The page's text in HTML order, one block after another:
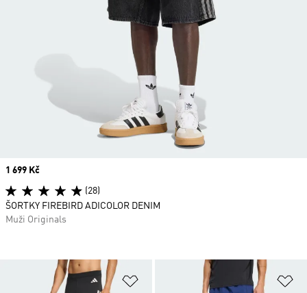
Přidat do seznamu přání
Price
1 699 Kč
(28)
ŠORTKY FIREBIRD ADICOLOR DENIM
Muži Originals